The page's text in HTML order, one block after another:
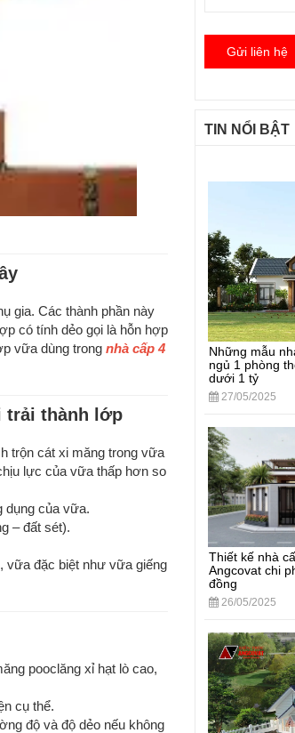
gia. Các thành phần này
có tính dẻo gọi là hỗn hợp
vữa dùng trong nhà cấp 4
trải thành lớp
trộn cát xi măng trong vữa
lực của vữa thấp hơn so
dụng của vữa.
– đất sét).
vữa đặc biệt như vữa giếng
pooclăng xỉ hạt lò cao,
cụ thể.
độ và độ dẻo nếu không
Gửi liên hệ
TIN NỔI BẬT
Những mẫu
ngủ 1 phòng
dưới 1 tỷ
27/05/2025
Thiết kế nhà
Angcovat chi
đồng
26/05/2025